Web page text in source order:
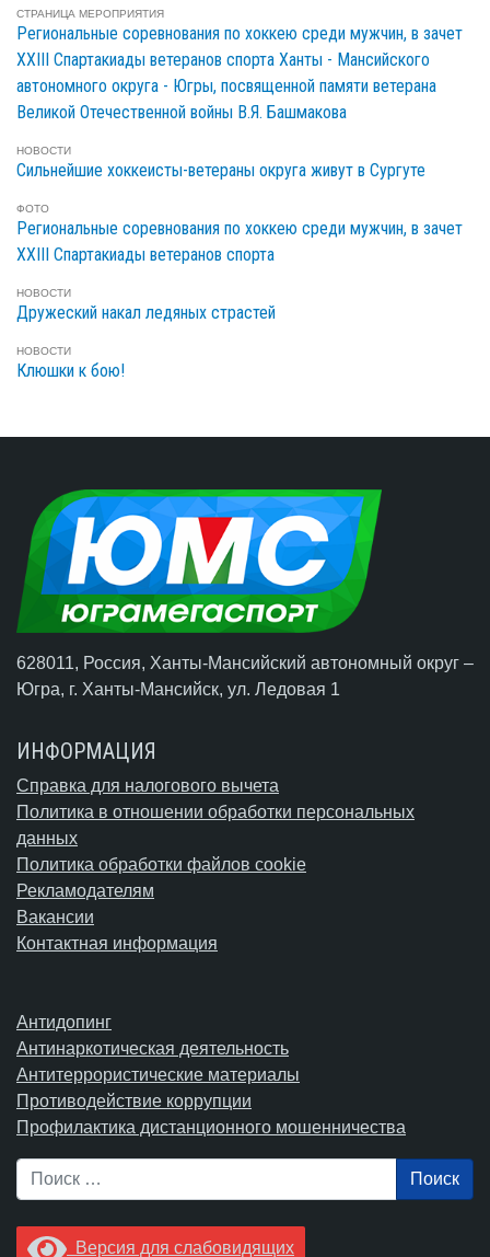
СТРАНИЦА МЕРОПРИЯТИЯ
Региональные соревнования по хоккею среди мужчин, в зачет
XXIII Спартакиады ветеранов спорта Ханты - Мансийского
автономного округа - Югры, посвященной памяти ветерана
Великой Отечественной войны В.Я. Башмакова
НОВОСТИ
Сильнейшие хоккеисты-ветераны округа живут в Сургуте
ФОТО
Региональные соревнования по хоккею среди мужчин, в зачет
XXIII Спартакиады ветеранов спорта
НОВОСТИ
Дружеский накал ледяных страстей
НОВОСТИ
Клюшки к бою!
628011, Россия, Ханты-Мансийский автономный округ –
Югра, г. Ханты-Мансийск, ул. Ледовая 1
ИНФОРМАЦИЯ
Справка для налогового вычета
Политика в отношении обработки персональных
данных
Политика обработки файлов cookie
Рекламодателям
Вакансии
Контактная информация
Антидопинг
Антинаркотическая деятельность
Антитеррористические материалы
Противодействие коррупции
Профилактика дистанционного мошенничества
Поиск
Версия для слабовидящих